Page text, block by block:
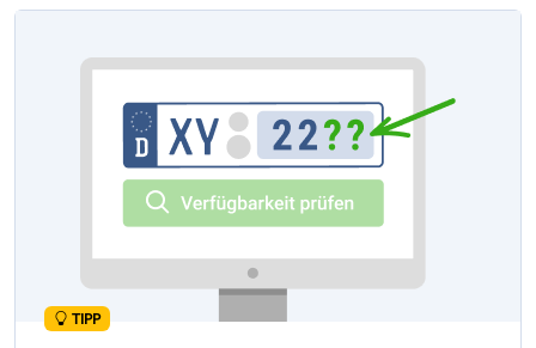
TIPP